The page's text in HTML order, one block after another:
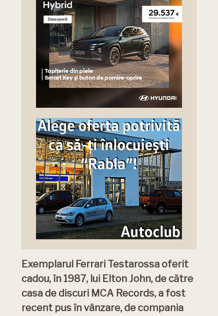
Exemplarul Ferrari Testarossa oferit
cadou, în 1987, lui Elton John, de către
casa de discuri MCA Records, a fost
recent pus în vânzare, de compania